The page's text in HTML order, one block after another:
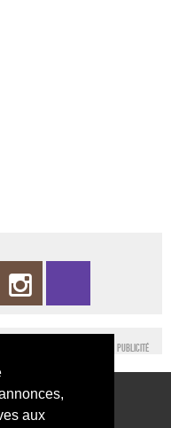
aux
Publicité
contacter
légales